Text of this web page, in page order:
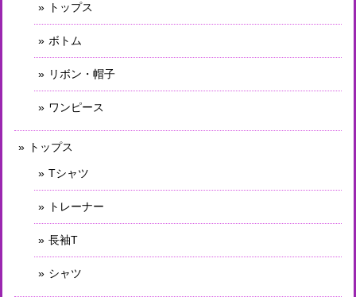
トップス
ボトム
リボン・帽子
ワンピース
トップス
Tシャツ
トレーナー
長袖T
シャツ